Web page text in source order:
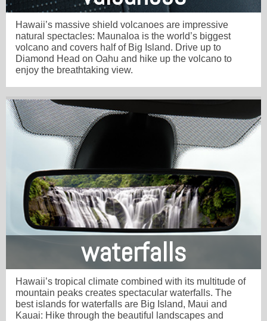
Hawaii’s massive shield volcanoes are impressive
natural spectacles: Maunaloa is the world’s biggest
volcano and covers half of Big Island. Drive up to
Diamond Head on Oahu and hike up the volcano to
enjoy the breathtaking view.
waterfalls
Hawaii’s tropical climate combined with its multitude of
mountain peaks creates spectacular waterfalls. The
best islands for waterfalls are Big Island, Maui and
Kauai: Hike through the beautiful landscapes and